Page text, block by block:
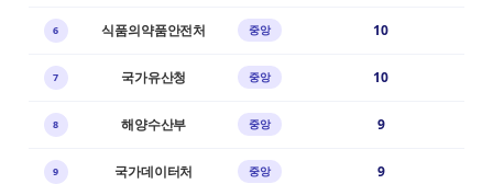
6 식품의약품안전처 중앙 10
7 국가유산청 중앙 10
8 해양수산부 중앙 9
9 국가데이터처 중앙 9